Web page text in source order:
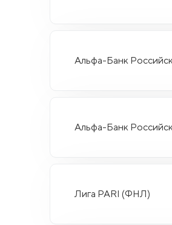
Альфа-Банк
Альфа-Банк
Лига PARI (ФНЛ)